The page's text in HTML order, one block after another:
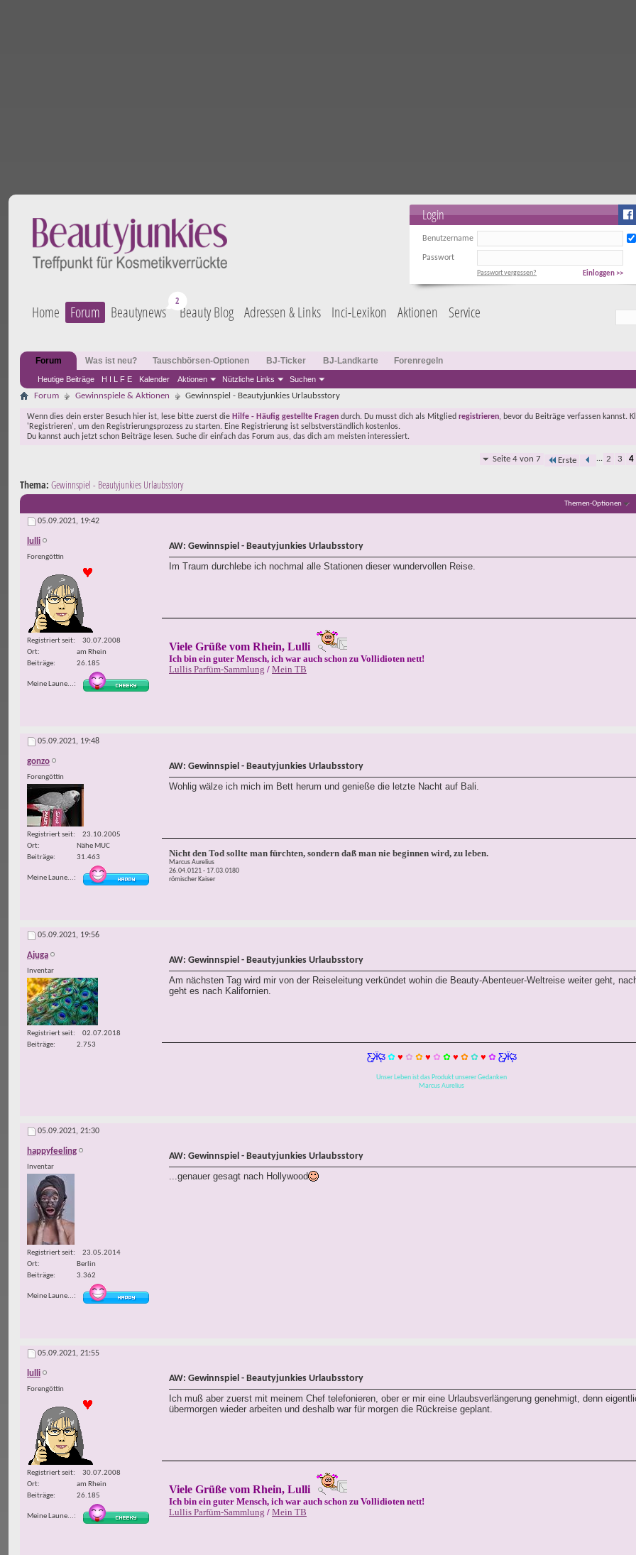
Login
Benutzername
Passwort
Einloggen >>
Passwort vergessen?
Home Forum Beautynews Beauty Blog Adressen & Links Inci-Lexikon Aktionen Service
Forum
Heutige Beiträge H I L F E Kalender Aktionen Nützliche Links Suchen
Was ist neu? Tauschbörsen-Optionen BJ-Ticker BJ-Landkarte Forenregeln
Forum Gewinnspiele & Aktionen Gewinnspiel - Beautyjunkies Urlaubsstory
Wenn dies dein erster Besuch hier ist, lese bitte zuerst die Hilfe - Häufig gestellte Fragen durch. Du musst dich als Mitglied registrieren, bevor du Beiträge verfassen kannst.
'Registrieren', um den Registrierungsprozess zu starten. Eine Registrierung ist selbstverständlich kostenlos.
Du kannst auch jetzt schon Beiträge lesen. Suche dir einfach das Forum aus, das dich am meisten interessiert.
Seite 4 von 7 Erste ... 2 3 4
Thema: Gewinnspiel - Beautyjunkies Urlaubsstory
Themen-Optionen
05.09.2021, 19:42
lulli
Forengöttin
Registriert seit
30.07.2008
Ort
am Rhein
Beiträge
26.185
Meine Laune...
AW: Gewinnspiel - Beautyjunkies Urlaubsstory
Im Traum durchlebe ich nochmal alle Stationen dieser wundervollen Reise.
Viele Grüße vom Rhein, Lulli
Ich bin ein guter Mensch, ich war auch schon zu Vollidioten nett!
Lullis Parfüm-Sammlung / Mein TB
05.09.2021, 19:48
gonzo
Forengöttin
Registriert seit
23.10.2005
Ort
Nähe MUC
Beiträge
31.463
Meine Laune...
AW: Gewinnspiel - Beautyjunkies Urlaubsstory
Wohlig wälze ich mich im Bett herum und genieße die letzte Nacht auf Bali.
Nicht den Tod sollte man fürchten, sondern daß man nie beginnen wird, zu leben.
Marcus Aurelius
26.04.0121 - 17.03.0180
römischer Kaiser
05.09.2021, 19:56
Ajuga
Inventar
Registriert seit
02.07.2018
Beiträge
2.753
AW: Gewinnspiel - Beautyjunkies Urlaubsstory
Am nächsten Tag wird mir von der Reiseleitung verkündet wohin die Beauty-Abenteuer-Weltreise weiter geht,
geht es nach Kalifornien.
Ƹ̵̡Ӝ̵̨̄Ʒ ✿ ♥ ✿ ✿ ♥ ✿ ✿ ♥ ✿ ✿ ♥ ✿ Ƹ̵̡Ӝ̵̨̄Ʒ
Unser Leben ist das Produkt unserer Gedanken
Marcus Aurelius
05.09.2021, 21:30
happyfeeling
Inventar
Registriert seit
23.05.2014
Ort
Berlin
Beiträge
3.362
Meine Laune...
AW: Gewinnspiel - Beautyjunkies Urlaubsstory
...genauer gesagt nach Hollywood
05.09.2021, 21:55
lulli
Forengöttin
Registriert seit
30.07.2008
Ort
am Rhein
Beiträge
26.185
Meine Laune...
AW: Gewinnspiel - Beautyjunkies Urlaubsstory
Ich muß aber zuerst mit meinem Chef telefonieren, ober er mir eine Urlaubsverlängerung genehmigt, denn
übermorgen wieder arbeiten und deshalb war für morgen die Rückreise geplant.
Viele Grüße vom Rhein, Lulli
Ich bin ein guter Mensch, ich war auch schon zu Vollidioten nett!
Lullis Parfüm-Sammlung / Mein TB